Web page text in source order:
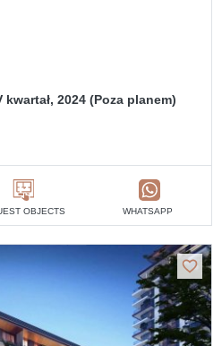
kwartał, 2024 (Poza planem)
OBJECTS WHATSAPP